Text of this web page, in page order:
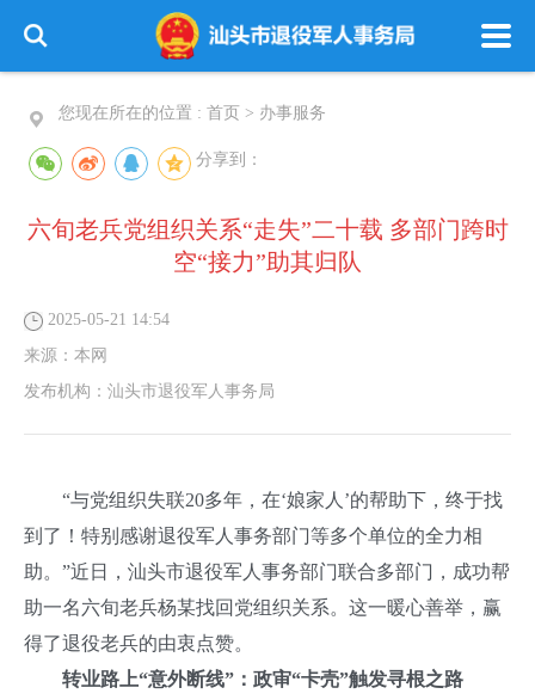
您现在所在的位置 : 首页 > 办事服务
分享到：
六旬老兵党组织关系“走失”二十载 多部门跨时
空“接力”助其归队
2025-05-21 14:54
来源： 本网
发布机构： 汕头市退役军人事务局
“与党组织失联20多年，在‘娘家人’的帮助下，终于找
到了！特别感谢退役军人事务部门等多个单位的全力相
助。”近日，汕头市退役军人事务部门联合多部门，成功帮
助一名六旬老兵杨某找回党组织关系。这一暖心善举，赢
得了退役老兵的由衷点赞。
转业路上“意外断线”：政审“卡壳”触发寻根之路